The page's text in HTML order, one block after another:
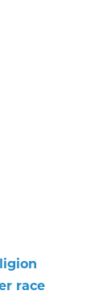
race